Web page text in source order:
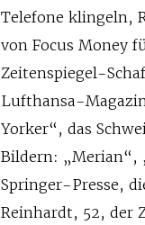
Telefone klingeln,
von Focus Money
Zeitenspiegel-
Lufthansa-
Yorker“, das
Bildern: „Merian“,
Springer-Presse,
Reinhardt, 52, der